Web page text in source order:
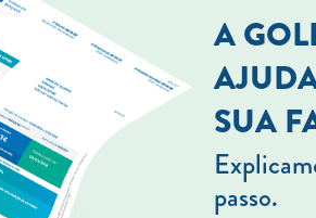
A
SUA
passo.